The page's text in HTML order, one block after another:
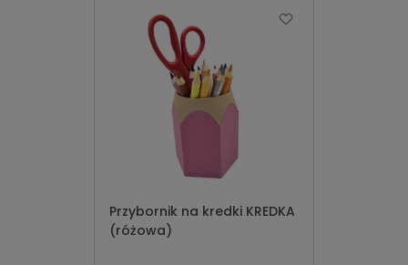
Przybornik na kredki KREDKA
(różowa)